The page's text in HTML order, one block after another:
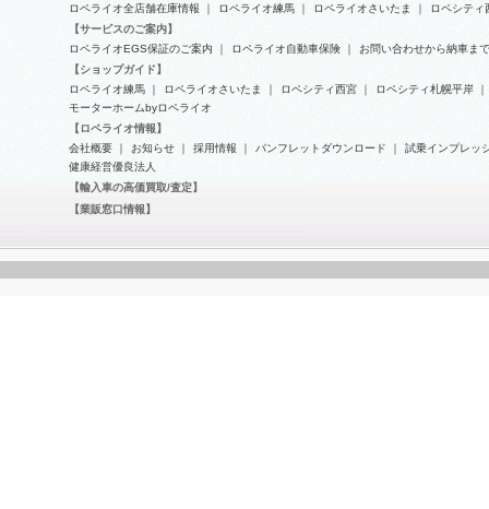
【動画】マセラティ・グラントゥ
ーリズモ クラッチ交換
ロペライオ全店舗在庫情報 ｜ ロペライオ練馬｜ ロペライオさいたま ｜
ロペシティ
【サービスのご案内】
ロペライオEGS保証のご案内 ｜ ロペライオ自動車保険｜
お問い合わせから納車まで
【ショップガイド】
ロペライオ練馬｜ ロペライオさいたま ｜ ロペシティ西宮｜ ロペシティ札幌平岸｜
モーターホームbyロペライオ
【ロペライオ情報】
会社概要｜ お知らせ｜ 採用情報 ｜ パンフレットダウンロード ｜
試乗インプレッ
健康経営優良法人
【輸入車の高価買取/査定】
【業販窓口情報】